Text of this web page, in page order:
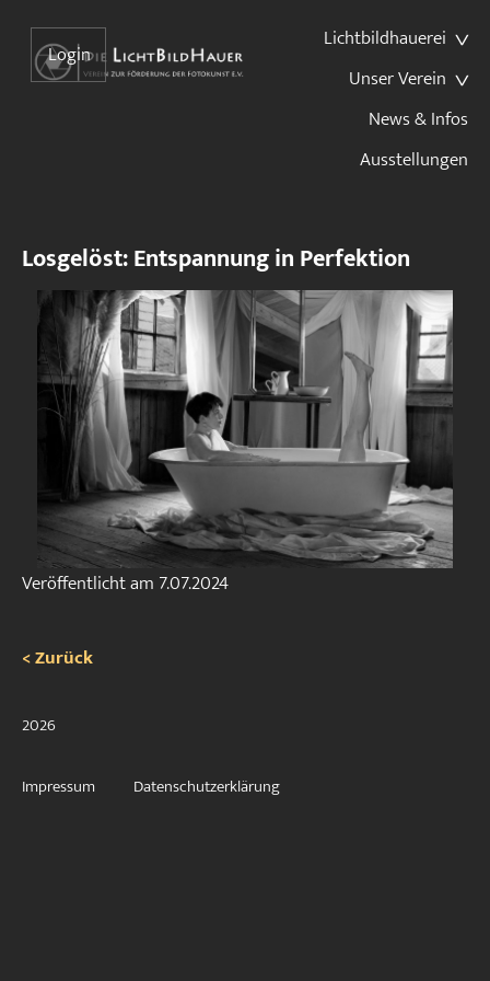
Lichtbildhauerei
Unser Verein
News & Infos
Ausstellungen
Login
Losgelöst: Entspannung in Perfektion
Veröffentlicht am 7.07.2024
< Zurück
2026
Impressum Datenschutzerklärung